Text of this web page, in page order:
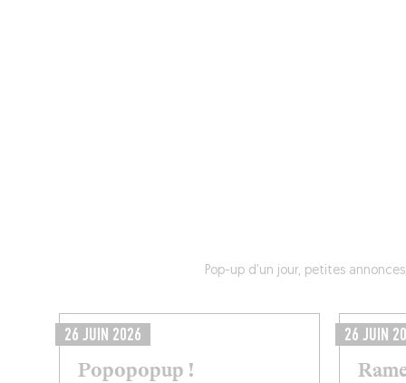
Pop-up d’un jour, petites
26 JUIN 2026
Popopopup !
26 JUIN